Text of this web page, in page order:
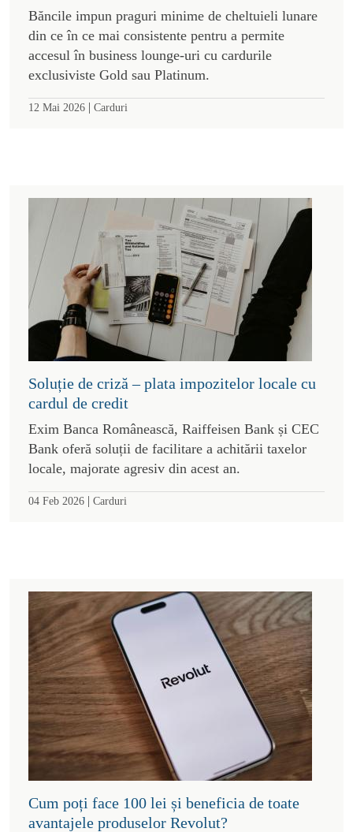
Băncile impun praguri minime de cheltuieli lunare
din ce în ce mai consistente pentru a permite
accesul în business lounge-uri cu cardurile
exclusiviste Gold sau Platinum.
12 Mai 2026 | Carduri
Soluție de criză – plata impozitelor locale cu
cardul de credit
Exim Banca Românească, Raiffeisen Bank și CEC
Bank oferă soluții de facilitare a achitării taxelor
locale, majorate agresiv din acest an.
04 Feb 2026 | Carduri
Cum poți face 100 lei și beneficia de toate
avantajele produselor Revolut?